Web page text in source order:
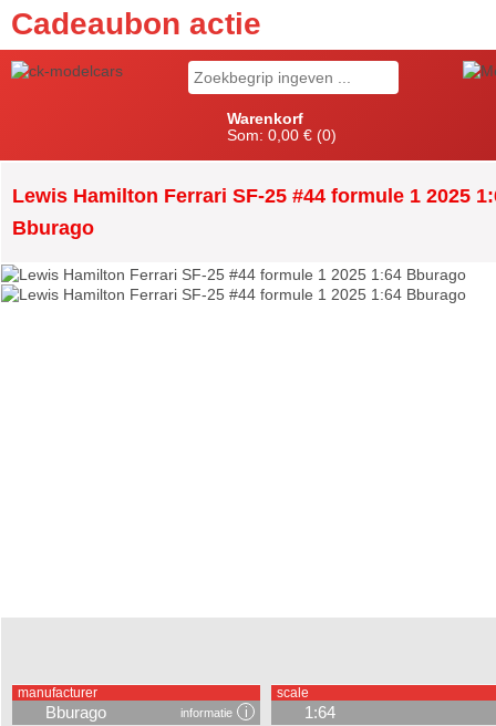
Cadeaubon actie
Warenkorf
Som: 0,00 € (0)
Lewis Hamilton Ferrari SF-25 #44 formule 1 2025
Bburago
manufacturer
informatie
Bburago
scale
1:64